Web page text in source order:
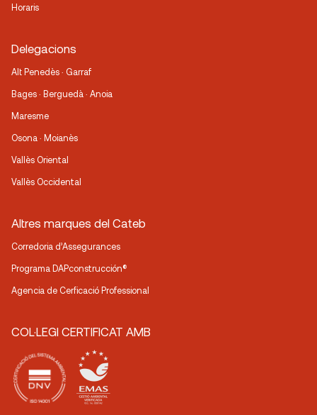
Horaris
Delegacions
Alt Penedès · Garraf
Bages · Berguedà · Anoia
Maresme
Osona · Moianès
Vallès Oriental
Vallès Occidental
Altres marques del Cateb
Corredoria d’Assegurances
Programa DAPconstrucción®
Agencia de Cerficació Professional
COL·LEGI CERTIFICAT AMB